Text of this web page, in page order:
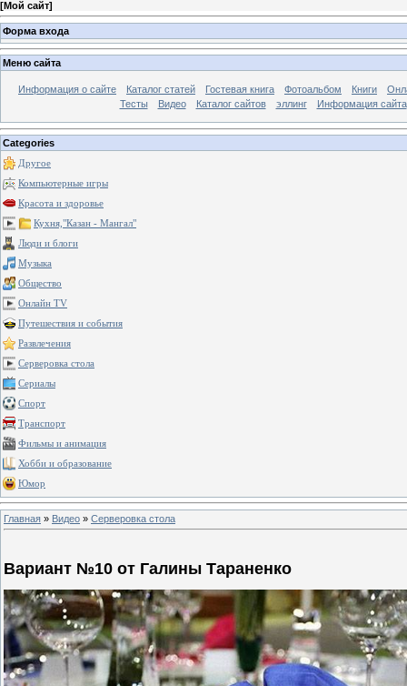
[Мой сайт]
Форма входа
Меню сайта
Информация о сайте Каталог статей Гостевая книга Фотоальбом Книги
Тесты
Видео Каталог сайтов эллинг Информация сайта
Categories
Другое
Компьютерные игры
Красота и здоровье
Кухня,"Казан - Мангал"
Люди и блоги
Музыка
Общество
Онлайн TV
Путешествия и события
Развлечения
Серверовка стола
Сериалы
Спорт
Транспорт
Фильмы и анимация
Хобби и образование
Юмор
Главная » Видео » Серверовка стола
Вариант №10 от Галины Тараненко